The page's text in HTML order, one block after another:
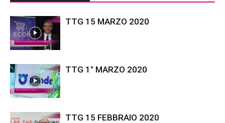
TTG 15 MARZO 2020
TTG 1° MARZO 2020
TTG 15 FEBBRAIO 2020